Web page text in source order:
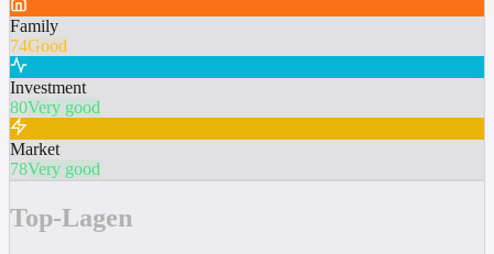
Family
74Good
Investment
80Very good
Market
78Very good
Top-Lagen